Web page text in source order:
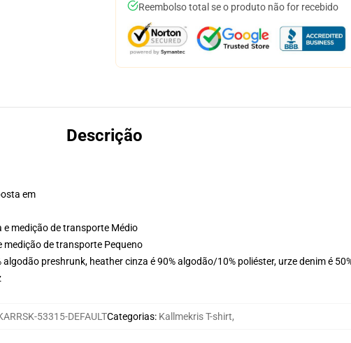
Reembolso total se o produto não for recebido
Descrição
em
medição de transporte Médio
de transporte Pequeno
preshrunk, heather cinza é 90% algodão/10% poliéster, urze denim é
53315-DEFAULTCategorias: Kallmekris T-shirt,